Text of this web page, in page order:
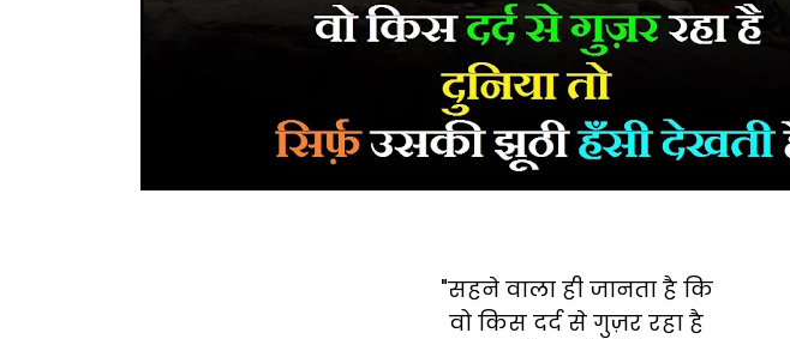
"सहने वाला ही जानता है कि
वो किस दर्द से गुज़र रहा है